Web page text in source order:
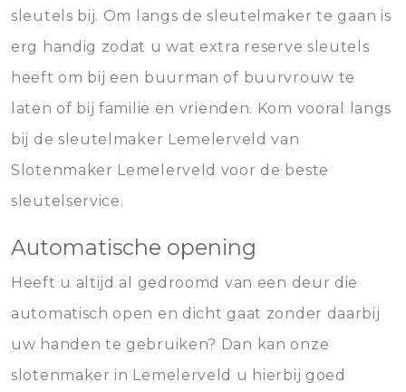
sleutels bij. Om langs de sleutelmaker te gaan is
erg handig zodat u wat extra reserve sleutels
heeft om bij een buurman of buurvrouw te
laten of bij familie en vrienden. Kom vooral langs
bij de sleutelmaker Lemelerveld van
Slotenmaker Lemelerveld voor de beste
sleutelservice.
Automatische opening
Heeft u altijd al gedroomd van een deur die
automatisch open en dicht gaat zonder daarbij
uw handen te gebruiken? Dan kan onze
slotenmaker in Lemelerveld u hierbij goed